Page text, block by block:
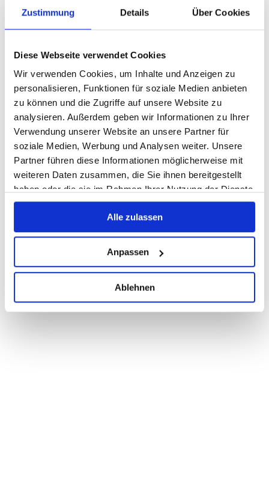
Zustimmung Details Über Cookies
Diese Webseite verwendet Cookies
Wir verwenden Cookies, um Inhalte und Anzeigen zu
personalisieren, Funktionen für soziale Medien anbieten
zu können und die Zugriffe auf unsere Website zu
analysieren. Außerdem geben wir Informationen zu Ihrer
Verwendung unserer Website an unsere Partner für
soziale Medien, Werbung und Analysen weiter. Unsere
Partner führen diese Informationen möglicherweise mit
weiteren Daten zusammen, die Sie ihnen bereitgestellt
haben oder die sie im Rahmen Ihrer Nutzung der Dienste
gesammelt haben.
Alle zulassen
Anpassen
Ablehnen